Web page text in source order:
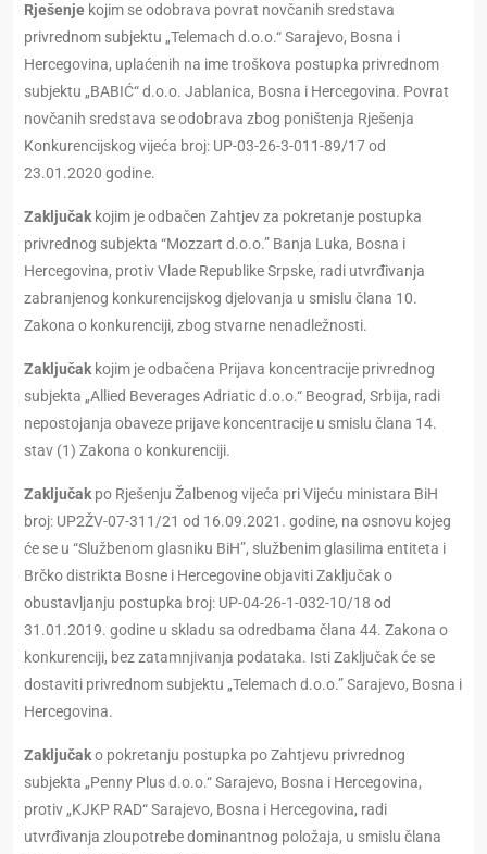
Rješenje kojim se odobrava povrat novčanih sredstava
privrednom subjektu „Telemach d.o.o.“ Sarajevo, Bosna i
Hercegovina, uplaćenih na ime troškova postupka privrednom
subjektu „BABIĆ“ d.o.o. Jablanica, Bosna i Hercegovina. Povrat
novčanih sredstava se odobrava zbog poništenja Rješenja
Konkurencijskog vijeća broj: UP-03-26-3-011-89/17 od
23.01.2020 godine.
Zaključak kojim je odbačen Zahtjev za pokretanje postupka
privrednog subjekta “Mozzart d.o.o.” Banja Luka, Bosna i
Hercegovina, protiv Vlade Republike Srpske, radi utvrđivanja
zabranjenog konkurencijskog djelovanja u smislu člana 10.
Zakona o konkurenciji, zbog stvarne nenadležnosti.
Zaključak kojim je odbačena Prijava koncentracije privrednog
subjekta „Allied Beverages Adriatic d.o.o.“ Beograd, Srbija, radi
nepostojanja obaveze prijave koncentracije u smislu člana 14.
stav (1) Zakona o konkurenciji.
Zaključak po Rješenju Žalbenog vijeća pri Vijeću ministara BiH
broj: UP2ŽV-07-311/21 od 16.09.2021. godine, na osnovu kojeg
će se u “Službenom glasniku BiH”, službenim glasilima entiteta i
Brčko distrikta Bosne i Hercegovine objaviti Zaključak o
obustavljanju postupka broj: UP-04-26-1-032-10/18 od
31.01.2019. godine u skladu sa odredbama člana 44. Zakona o
konkurenciji, bez zatamnjivanja podataka. Isti Zaključak će se
dostaviti privrednom subjektu „Telemach d.o.o.” Sarajevo, Bosna i
Hercegovina.
Zaključako pokretanju postupka po Zahtjevu privrednog
subjekta „Penny Plus d.o.o.“ Sarajevo, Bosna i Hercegovina,
protiv „KJKP RAD“ Sarajevo, Bosna i Hercegovina, radi
utvrđivanja zloupotrebe dominantnog položaja, u smislu člana